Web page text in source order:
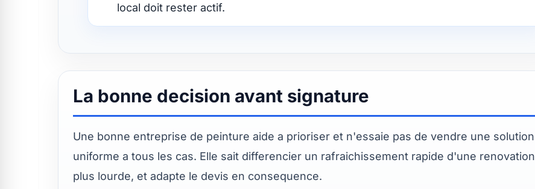
local doit rester actif.
La bonne decision avant signature
Une bonne entreprise de peinture aide a prioriser et n'essaie pas de vendre une solution
uniforme a tous les cas. Elle sait differencier un rafraichissement rapide d'une renovation
plus lourde, et adapte le devis en consequence.